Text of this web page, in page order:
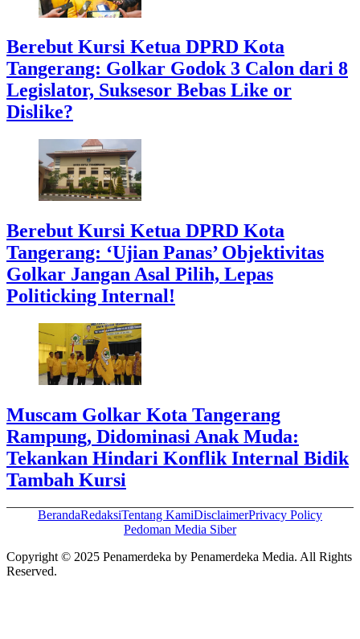
Berebut Kursi Ketua DPRD Kota
Tangerang: Golkar Godok 3 Calon dari 8
Legislator, Suksesor Bebas Like or
Dislike?
Berebut Kursi Ketua DPRD Kota
Tangerang: ‘Ujian Panas’ Objektivitas
Golkar Jangan Asal Pilih, Lepas
Politicking Internal!
Muscam Golkar Kota Tangerang
Rampung, Didominasi Anak Muda:
Tekankan Hindari Konflik Internal Bidik
Tambah Kursi
BerandaRedaksiTentang KamiDisclaimerPrivacy Policy
Pedoman Media Siber
Copyright © 2025 Penamerdeka by Penamerdeka Media. All Rights
Reserved.